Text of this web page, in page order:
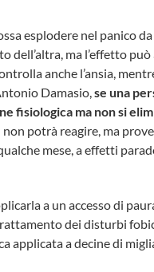
esplodere nel panico
dell’altra, ma l’effetto
anche l’ansia,
Damasio,se una
fisiologica ma non si
potrà reagire, ma
mese, a effetti
a un accesso di
dei disturbi
applicata a decine di